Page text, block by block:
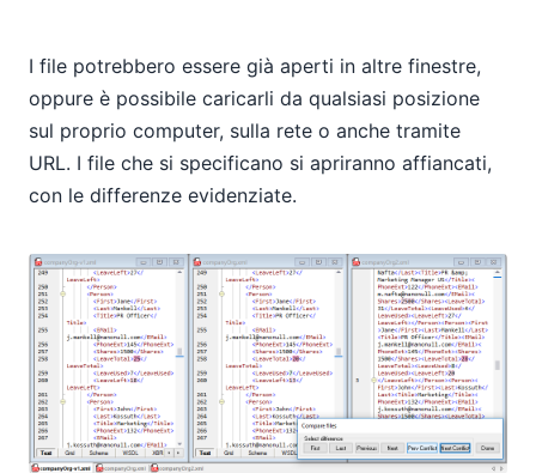
I file potrebbero essere già aperti in altre finestre,
oppure è possibile caricarli da qualsiasi posizione
sul proprio computer, sulla rete o anche tramite
URL. I file che si specificano si apriranno affiancati,
con le differenze evidenziate.